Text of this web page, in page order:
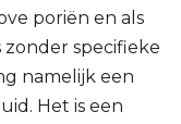
poriën en als
specifieke
namelijk een
Het is een